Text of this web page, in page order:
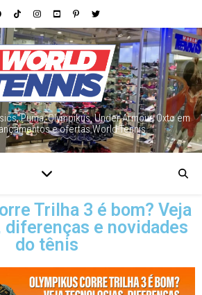
Puma, Olympikus, Under Armour, Oxto em
e ofertas World Tennis.
Trilha 3 é bom? Veja
e novidades
do tênis